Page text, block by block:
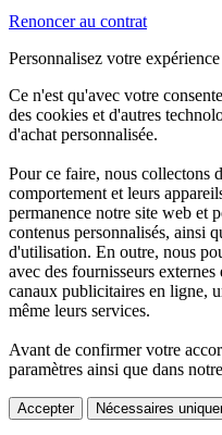
Renoncer au contrat
Personnalisez votre
Ce n'est qu'avec votre
des cookies et d'autres
d'achat personnalisée.
Pour ce faire, nous collectons
comportement et leurs
permanence notre site web et
contenus personnalisés, ainsi
d'utilisation. En outre, nous
avec des fournisseurs
canaux publicitaires en ligne,
même leurs services.
Avant de confirmer votre
paramètres ainsi que dans notre
Accepter Nécessaires